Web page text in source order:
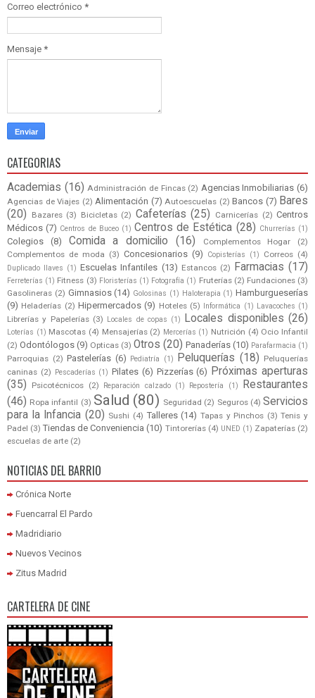
Correo electrónico *
Mensaje *
CATEGORIAS
Academias (16) Administración de Fincas (2) Agencias Inmobiliarias (6)
Agencias de Viajes (2) Alimentación (7) Autoescuelas (2) Bancos (7) Bares
(20)
Bazares (3) Bicicletas (2) Cafeterías (25) Carnicerías (2) Centros
Médicos (7) Centros de Buceo (1) Centros de Estética (28) Churrerías (1)
Colegios (8) Comida a domicilio (16) Complementos Hogar
(2)
Complementos de moda (3) Concesionarios (9) Copisterías (1) Correos (4)
Duplicado llaves (1) Escuelas Infantiles (13) Estancos (2) Farmacias (17)
Ferreterías (1) Fitness (3) Floristerías (1) Fotografía (1) Fruterías (2) Fundaciones (3)
Gasolineras (2) Gimnasios (14) Golosinas (1) Haloterapia (1) Hamburgueserías
(9) Heladerías (2) Hipermercados (9) Hoteles (5) Informática (1) Lavacoches (1)
Librerías y Papelerías (3) Locales de copas (1) Locales disponibles (26)
Loterías (1) Mascotas (4) Mensajerías (2) Mercerías (1) Nutrición (4) Ocio Infantil
(2) Odontólogos (9) Opticas (3) Otros (20) Panaderías (10) Parafarmacia (1)
Parroquias (2) Pastelerías (6) Pediatría (1) Peluquerías (18) Peluquerías
caninas (2) Pescaderías (1) Pilates (6) Pizzerías (6) Próximas aperturas
(35)
Psicotécnicos (2) Reparación calzado (1) Repostería (1)
Restaurantes
(46) Ropa infantil (3) Salud (80) Seguridad (2) Seguros (4) Servicios
para la Infancia (20) Sushi (4) Talleres (14) Tapas y Pinchos (3) Tenis y
Padel (3) Tiendas de Conveniencia (10) Tintorerías (4) UNED (1) Zapaterías (2)
escuelas de arte (2)
NOTICIAS DEL BARRIO
Crónica Norte
Fuencarral El Pardo
Madridiario
Nuevos Vecinos
Zitus Madrid
CARTELERA DE CINE